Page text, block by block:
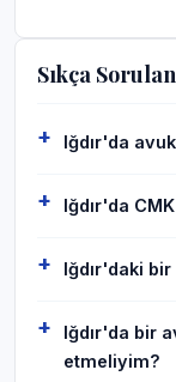
Sıkça
Iğdır'da
Iğdır'da
Iğdır'daki
Iğdır'da bir
etmeliyim?